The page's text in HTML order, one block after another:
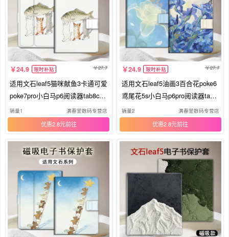
24.9 限时补贴 27.7
适用文石leaf5猫咪献鱼3卡通可爱
poke7pro小白马p6阅读器tab8c磁
吸NoteX6/5S/Air4C电子书BOOX
保护套电纸书壳
销量1 满春堂数码专营店
优惠2.8元
24.9 限时补贴 27.7
适用文石leaf5油画3百合花poke6
鸢尾花5s小白马p6pro阅读器tab8
c磁吸Note电子书BOOX保护套Air
4C电纸书保护壳
销量2 满春堂数码专营店
优惠2.8元